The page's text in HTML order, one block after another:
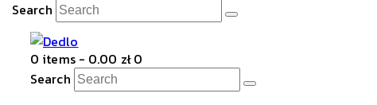
Search
0 items - 0.00 zł 0
Search